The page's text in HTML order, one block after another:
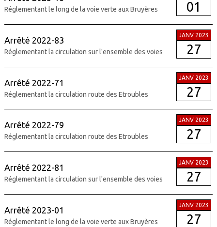
Réglementant le long de la voie verte aux Bruyères 01
Arrêté 2022-83
Réglementant la circulation sur l'ensemble des voies
JANV 2023
27
Arrêté 2022-71
Réglementant la circulation route des Etroubles
JANV 2023
27
Arrêté 2022-79
Réglementant la circulation route des Etroubles
JANV 2023
27
Arrêté 2022-81
Réglementant la circulation sur l'ensemble des voies
JANV 2023
27
Arrêté 2023-01
Réglementant le long de la voie verte aux Bruyères
JANV 2023
27